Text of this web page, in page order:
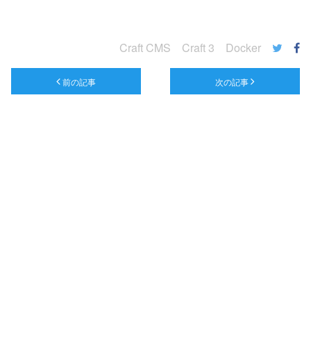
Craft CMS Craft 3 Docker
前の記事 次の記事